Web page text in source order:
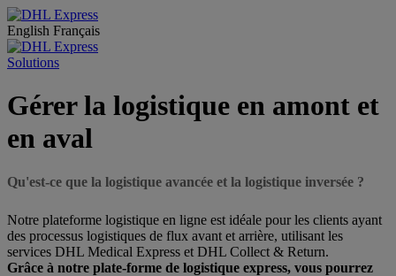
English Français
Solutions
Gérer la logistique en amont et
en aval
Qu'est-ce que la logistique avancée et la logistique inversée ?
Notre plateforme logistique en ligne est idéale pour les clients ayant
des processus logistiques de flux avant et arrière, utilisant les
services DHL Medical Express et DHL Collect & Return.
Grâce à notre plate-forme de logistique express, vous pourrez